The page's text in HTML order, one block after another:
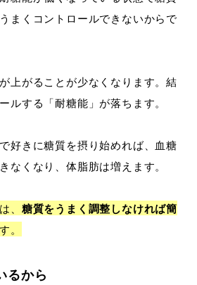
まくコントロールできないからで
上がることが少なくなります。結
ルする「耐糖能」が落ちます。
好きに糖質を摂り始めれば、血糖
なくなり、体脂肪は増えます。
、 糖質をうまく調整しなければ簡
。
るから